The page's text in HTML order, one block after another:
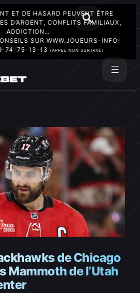
ET DE HASARD PEUVENT ÊTRE
D’ARGENT, CONFLITS FAMILIAUX,
ADDICTION…
SUR WWW.JOUEURS-INFO-
74-75-13-13 (APPEL NON SURTAXÉ)
de Chicago
Mammoth de l’Utah